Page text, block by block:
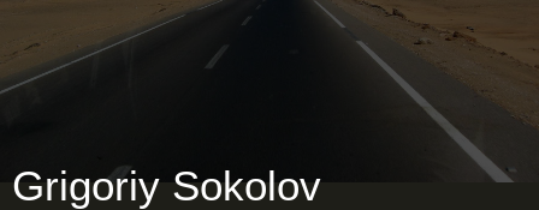
Grigoriy Sokolov